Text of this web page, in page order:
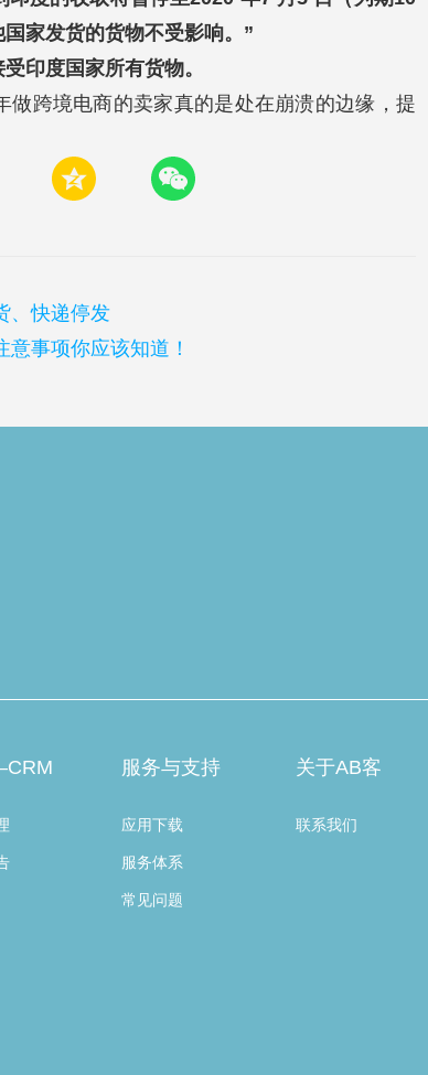
家发货的货物不受影响。”
印度国家所有货物。
跨境电商的卖家真的是处在崩溃的边缘，提
、快递停发
意事项你应该知道！
服务与支持
应用下载
服务体系
常见问题
关于AB客
联系我们